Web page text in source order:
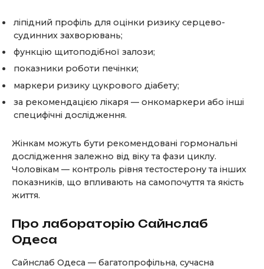
ліпідний профіль для оцінки ризику серцево-
судинних захворювань;
функцію щитоподібної залози;
показники роботи печінки;
маркери ризику цукрового діабету;
за рекомендацією лікаря — онкомаркери або інші
специфічні дослідження.
Жінкам можуть бути рекомендовані гормональні
дослідження залежно від віку та фази циклу.
Чоловікам — контроль рівня тестостерону та інших
показників, що впливають на самопочуття та якість
життя.
Про лабораторію Сайнслаб
Одеса
Сайнслаб Одеса — багатопрофільна, сучасна